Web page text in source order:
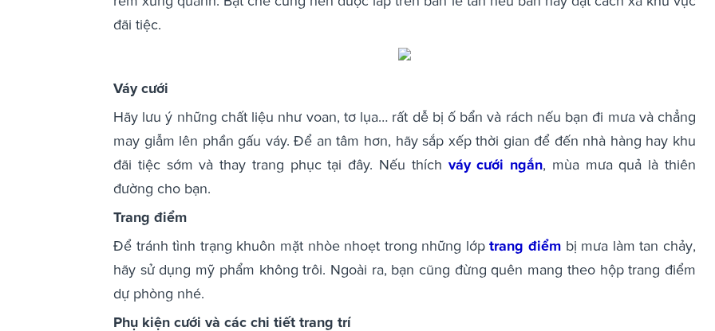
đãi tiệc.
Váy cưới
Hãy lưu ý những chất liệu như voan, tơ lụa… rất dễ bị ố bẩn và rách nếu bạn đi mưa và chẳng
may giẫm lên phần gấu váy. Để an tâm hơn, hãy sắp xếp thời gian để đến nhà hàng hay khu
đãi tiệc sớm và thay trang phục tại đây. Nếu thích váy cưới ngắn, mùa mưa quả là thiên
đường cho bạn.
Trang điểm
Để tránh tình trạng khuôn mặt nhòe nhoẹt trong những lớptrang điểm bị mưa làm tan chảy,
hãy sử dụng mỹ phẩm không trôi. Ngoài ra, bạn cũng đừng quên mang theo hộp trang điểm
dự phòng nhé.
Phụ kiện cưới và các chi tiết trang trí